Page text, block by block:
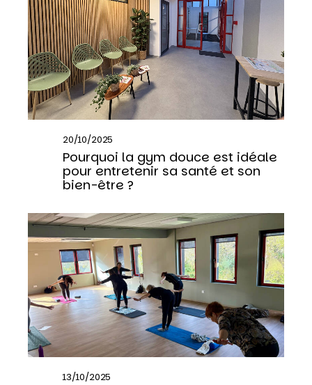
20/10/2025
Pourquoi la gym douce est idéale
pour entretenir sa santé et son
bien-être ?
13/10/2025